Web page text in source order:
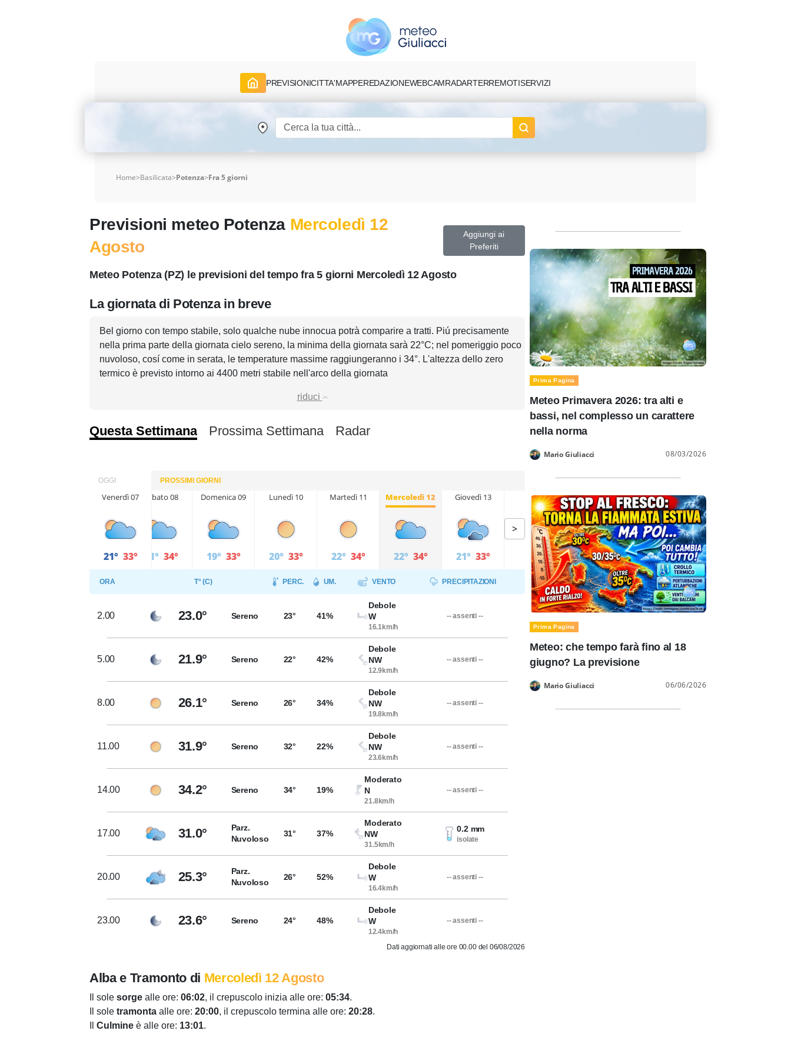
PREVISIONICITTA'MAPPEREDAZIONEWEBCAMRADARTERREMOTISERVIZI
Home>Basilicata>Potenza>Fra 5 giorni
Previsioni meteo Potenza Mercoledì 12
Agosto
Aggiungi ai
Preferiti
Meteo Potenza (PZ) le previsioni del tempo fra 5 giorni Mercoledì 12 Agosto
La giornata di Potenza in breve
Bel giorno con tempo stabile, solo qualche nube innocua potrà comparire a tratti. Piú precisamente
nella prima parte della giornata cielo sereno, la minima della giornata sarà 22°C; nel pomeriggio poco
nuvoloso, cosí come in serata, le temperature massime raggiungeranno i 34°. L'altezza dello zero
termico è previsto intorno ai 4400 metri stabile nell'arco della giornata
riduci
Questa Settimana Prossima Settimana Radar
OGGI PROSSIMI GIORNI
Venerdì 07
21° 33°
Sabato 08
21° 34°
Domenica 09
19° 33°
Lunedì 10
20° 33°
Martedì 11
22° 34°
Mercoledì 12
22° 34°
Giovedì 13
21° 33°
>
ORA T° (C) PERC. UM. VENTO PRECIPITAZIONI
2.00 23.0° Sereno 23° 41%
Debole
W
16.1km/h
-- assenti --
5.00 21.9° Sereno 22° 42%
Debole
NW
12.9km/h
-- assenti --
8.00 26.1° Sereno 26° 34%
Debole
NW
19.8km/h
-- assenti --
11.00 31.9° Sereno 32° 22%
Debole
NW
23.6km/h
-- assenti --
14.00 34.2° Sereno 34° 19%
Moderato
N
21.8km/h
-- assenti --
17.00 31.0°
Parz.
Nuvoloso
31° 37%
Moderato
NW
31.5km/h
0.2 mm
isolate
20.00 25.3°
Parz.
Nuvoloso
26° 52%
Debole
W
16.4km/h
-- assenti --
23.00 23.6° Sereno 24° 48%
Debole
W
12.4km/h
-- assenti --
Dati aggiornati alle ore 00.00 del 06/08/2026
Alba e Tramonto di Mercoledì 12 Agosto
Il sole sorge alle ore: 06:02, il crepuscolo inizia alle ore: 05:34.
Il sole tramonta alle ore: 20:00, il crepuscolo termina alle ore: 20:28.
Culmine è alle ore: 13:01.
Prima Pagina
Meteo Primavera 2026: tra alti e
bassi, nel complesso un carattere
nella norma
Mario Giuliacci 08/03/2026
Prima Pagina
Meteo: che tempo farà fino al 18
giugno? La previsione
Mario Giuliacci 06/06/2026